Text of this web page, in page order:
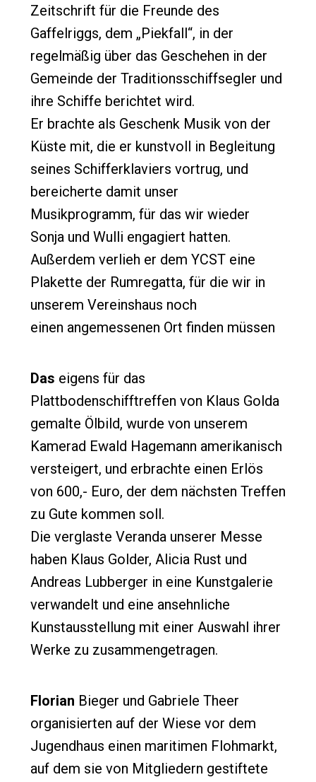
Zeitschrift für die Freunde des
Gaffelriggs, dem „Piekfall“, in der
regelmäßig über das Geschehen in der
Gemeinde der Traditionsschiffsegler und
ihre Schiffe berichtet wird.
Er brachte als Geschenk Musik von der
Küste mit, die er kunstvoll in Begleitung
seines Schifferklaviers vortrug, und
bereicherte damit unser
Musikprogramm, für das wir wieder
Sonja und Wulli engagiert hatten.
Außerdem verlieh er dem YCST eine
Plakette der Rumregatta, für die wir in
unserem Vereinshaus noch
einen angemessenen Ort finden müssen
Das eigens für das
Plattbodenschifftreffen von Klaus Golda
gemalte Ölbild, wurde von unserem
Kamerad Ewald Hagemann amerikanisch
versteigert, und erbrachte einen Erlös
von 600,- Euro, der dem nächsten Treffen
zu Gute kommen soll.
Die verglaste Veranda unserer Messe
haben Klaus Golder, Alicia Rust und
Andreas Lubberger in eine Kunstgalerie
verwandelt und eine ansehnliche
Kunstausstellung mit einer Auswahl ihrer
Werke zu zusammengetragen.
Florian Bieger und Gabriele Theer
organisierten auf der Wiese vor dem
Jugendhaus einen maritimen Flohmarkt,
auf dem sie von Mitgliedern gestiftete